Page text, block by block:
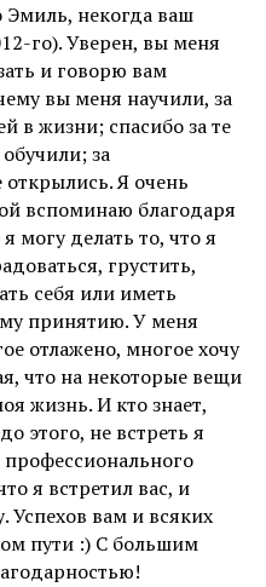
Эмиль, некогда ваш
го). Уверен, вы меня
и говорю вам
вы меня научили, за
в жизни; спасибо за те
за
Я очень
вспоминаю благодаря
могу делать то, что я
грустить,
себя или иметь
принятию. У меня
отлажено, многое хочу
что на некоторые вещи
жизнь. И кто знает,
этого, не встреть я
я встретил вас, и
Успехов вам и всяких
пути :) С большим